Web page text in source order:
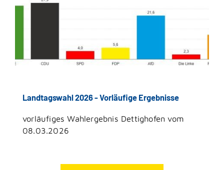
Landtagswahl 2026 - Vorläufige Ergebnisse
vorläufiges Wahlergebnis Dettighofen vom
08.03.2026